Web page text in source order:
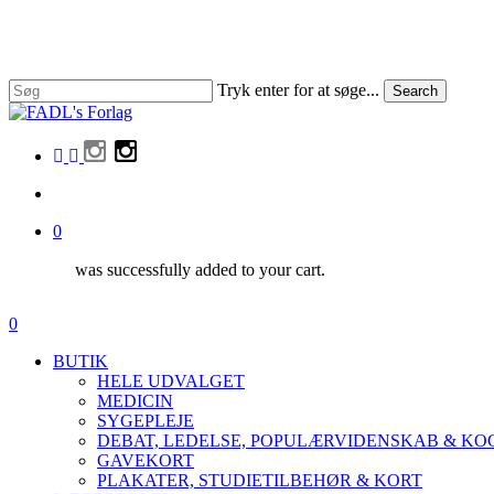
content
Tryk enter for at søge... Search
Close
facebook
linkedin
instagram
0
was successfully added to your cart.
Menu
search
0
BUTIK
HELE UDVALGET
MEDICIN
SYGEPLEJE
DEBAT, LEDELSE, POPULÆRVIDENSKAB &
GAVEKORT
PLAKATER, STUDIETILBEHØR & KORT